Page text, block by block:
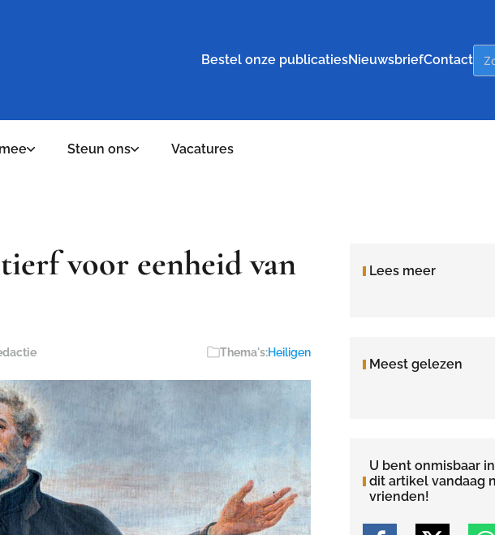
Bestel onze publicatiesNieuwsbriefContact
Steun ons Vacatures
voor eenheid van
Thema's:Heiligen
Lees meer
Meest gelezen
U bent onmisbaar
dit artikel vandaag
vrienden!